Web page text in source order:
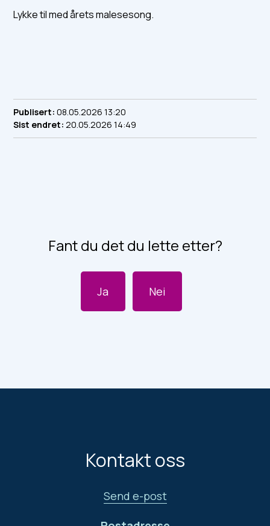
Lykke til med årets malesesong.
Publisert 08.05.2026 13:20
Sist endret 20.05.2026 14:49
Fant du det du lette etter?
Ja Nei
Kontakt oss
Send e-post